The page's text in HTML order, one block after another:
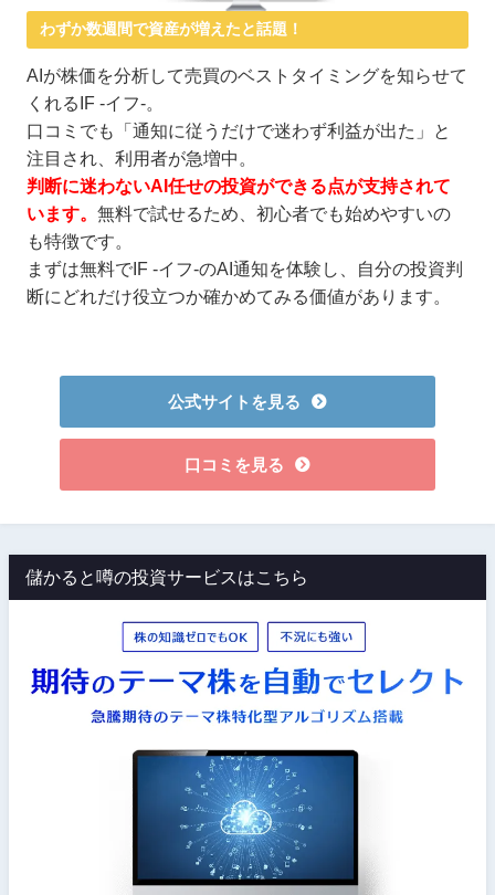
わずか数週間で資産が増えたと話題！
AIが株価を分析して売買のベストタイミングを知らせて
くれるIF -イフ-。
口コミでも「通知に従うだけで迷わず利益が出た」と
注目され、利用者が急増中。
判断に迷わないAI任せの投資ができる点が支持されて
います。無料で試せるため、初心者でも始めやすいの
も特徴です。
まずは無料でIF -イフ-のAI通知を体験し、自分の投資判
断にどれだけ役立つか確かめてみる価値があります。
公式サイトを見る
口コミを見る
儲かると噂の投資サービスはこちら